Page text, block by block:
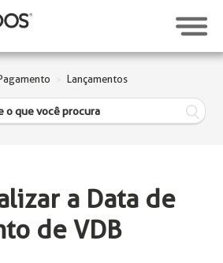
Lançamentos
a Data de
de VDB